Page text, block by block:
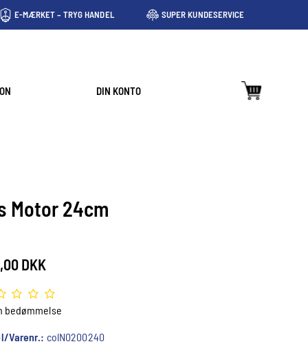
E-MÆRKET – TRYG HANDEL SUPER KUNDESERVICE
DIN KONTO
Motor 24cm
DKK
bedømmelse
Varenr.: colN0200240